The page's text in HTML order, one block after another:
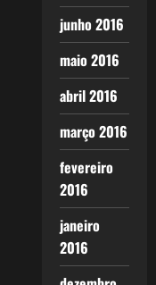
junho 2016
maio 2016
abril 2016
março 2016
fevereiro
2016
janeiro
2016